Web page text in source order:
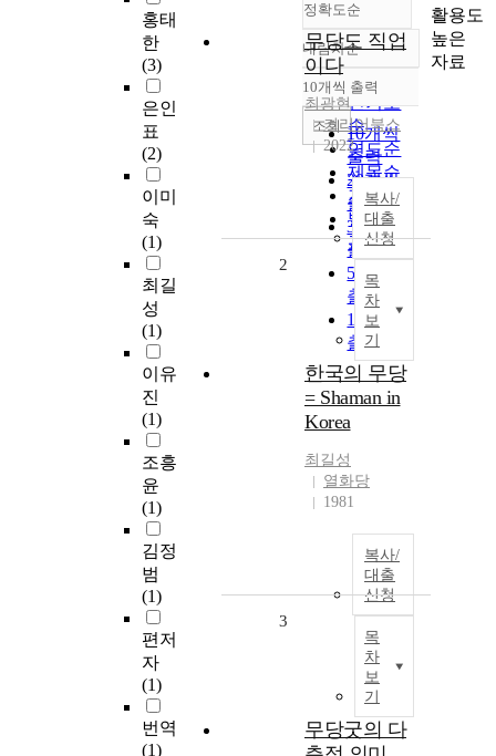
홍태
한
(3)
은인
표
(2)
이미
숙
(1)
최길
성
(1)
이유
진
(1)
조흥
윤
(1)
김정
범
(1)
편저
자
(1)
번역
(1)
정확도순
정확도
순
인기도
순
연도순
제목순
저자순
발행기
관순
내림차순
내림차순
10개씩 출력
10개씩
출력
20개씩
출력
30개씩
출력
50개씩
출력
100개씩
출력
조회
무당도 직업
이다
최광현
커리어북스
2022
복사/
대출
신청
목
차
보
기
2
한국의 무당
= Shaman in
Korea
최길성
열화당
1981
복사/
대출
신청
목
차
보
기
3
무당굿의 다
활용도
높은
자료